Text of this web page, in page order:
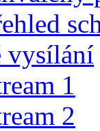
vysílání
1
2